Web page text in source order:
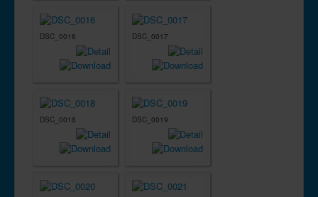
DSC_0016 DSC_0017
DSC_0018 DSC_0019